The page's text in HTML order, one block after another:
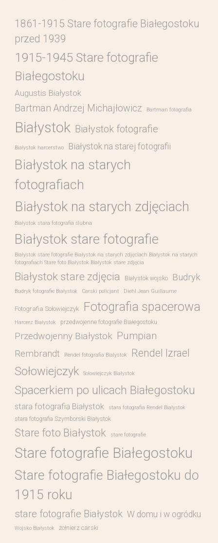
1861-1915 Stare fotografie Białegostoku
przed 1939
1915-1945 Stare fotografie
Białegostoku
Augustis Białystok
Bartman Andrzej Michajłowicz Bartman fotografia
Białystok Białystok fotografie
Białystok harcerstwo Białystok na starej fotografii
Białystok na starych
fotografiach
Białystok na starych zdjęciach
Białystok stara fotografia ślubna
Białystok stare fotografie
Białystok stare fotografie Białystok na starych zdjęciach Białystok na starych
fotografiach Stare foto Białystok Białystok stare zdjęcia
Białystok stare zdjęcia Białystok wojsko Budryk
Budryk fotografie Białystok Carski policjant Diehl Jean Guillaume
Fotografia Sołowiejczyk Fotografia spacerowa
Harcerz Białystok przedwojenne fotografie Białegostoku
Przedwojenny Białystok Pumpian
Rembrandt Rendel fotografia Bialystok Rendel Izrael
Sołowiejczyk Sołowiejczyk Białystok
Spacerkiem po ulicach Białegostoku
stara fotografia Białystok stara fotografia Rendel Białystok
stara fotografia Szymborski Białystok
Stare foto Białystok stare fotografie
Stare fotografie Białegostoku
Stare fotografie Białegostoku do
1915 roku
stare fotografie Białystok W domu i w ogródku
Wojsko Białystok żołnierz carski